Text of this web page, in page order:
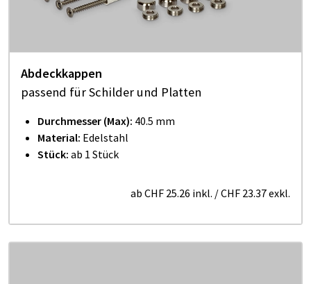
Abdeckkappen
passend für Schilder und Platten
Durchmesser (Max): 40.5 mm
Material: Edelstahl
Stück: ab 1 Stück
ab CHF 25.26 inkl. /CHF 23.37exkl.